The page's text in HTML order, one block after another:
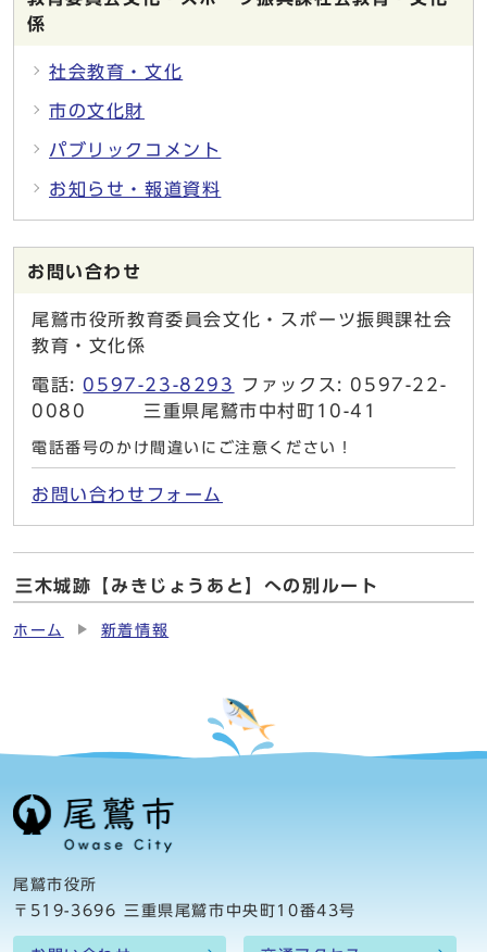
係
社会教育・文化
市の文化財
パブリックコメント
お知らせ・報道資料
お問い合わせ
尾鷲市役所教育委員会文化・スポーツ振興課社会
教育・文化係
電話: 0597-23-8293
ファックス: 0597-22-
0080 三重県尾鷲市中村町10-41
電話番号のかけ間違いにご注意ください！
お問い合わせフォーム
三木城跡【みきじょうあと】への別ルート
ホーム 新着情報
尾鷲市役所
〒519-3696 三重県尾鷲市中央町10番43号